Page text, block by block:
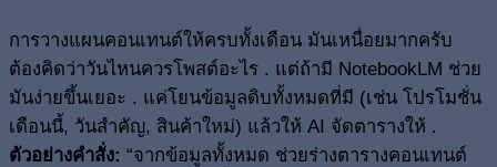
การวางแผนคอนเทนต์ให้ครบทั้งเดือน มันเหนื่อยมากครับ
ต้องคิดว่าวันไหนควรโพสต์อะไร . แต่ถ้ามี NotebookLM ช่วย
มันง่ายขึ้นเยอะ . แค่โยนข้อมูลดิบทั้งหมดที่มี (เช่น โปรโมชั่น
เดือนนี้, วันสำคัญ, สินค้าใหม่) แล้วให้ AI จัดตารางให้ .
ตัวอย่างคำสั่ง: “จากข้อมูลทั้งหมด ช่วยร่างตารางคอนเทนต์